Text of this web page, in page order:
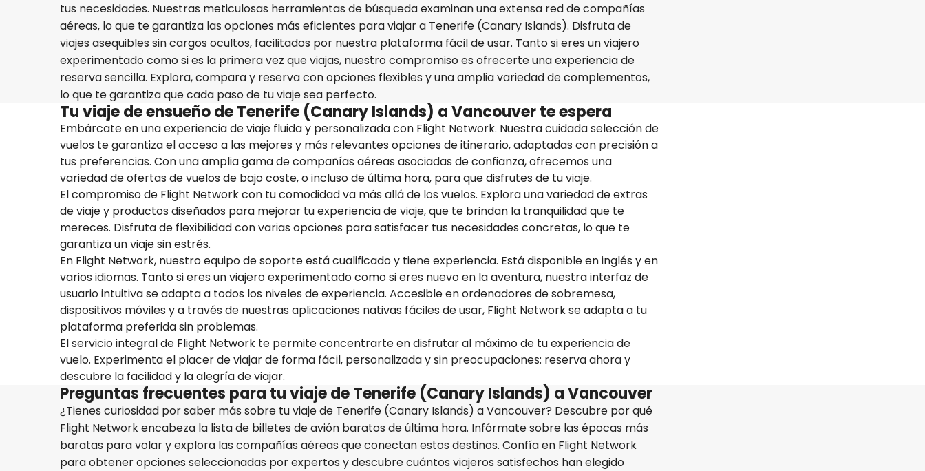
tus necesidades. Nuestras meticulosas herramientas de búsqueda examinan una extensa red de compañías
aéreas, lo que te garantiza las opciones más eficientes para viajar a Tenerife (Canary Islands). Disfruta de
viajes asequibles sin cargos ocultos, facilitados por nuestra plataforma fácil de usar. Tanto si eres un viajero
experimentado como si es la primera vez que viajas, nuestro compromiso es ofrecerte una experiencia de
reserva sencilla. Explora, compara y reserva con opciones flexibles y una amplia variedad de complementos,
lo que te garantiza que cada paso de tu viaje sea perfecto.
Tu viaje de ensueño de Tenerife (Canary Islands) a Vancouver te espera
Embárcate en una experiencia de viaje fluida y personalizada con Flight Network. Nuestra cuidada selección de
vuelos te garantiza el acceso a las mejores y más relevantes opciones de itinerario, adaptadas con precisión a
tus preferencias. Con una amplia gama de compañías aéreas asociadas de confianza, ofrecemos una
variedad de ofertas de vuelos de bajo coste, o incluso de última hora, para que disfrutes de tu viaje.
El compromiso de Flight Network con tu comodidad va más allá de los vuelos. Explora una variedad de extras
de viaje y productos diseñados para mejorar tu experiencia de viaje, que te brindan la tranquilidad que te
mereces. Disfruta de flexibilidad con varias opciones para satisfacer tus necesidades concretas, lo que te
garantiza un viaje sin estrés.
En Flight Network, nuestro equipo de soporte está cualificado y tiene experiencia. Está disponible en inglés y en
varios idiomas. Tanto si eres un viajero experimentado como si eres nuevo en la aventura, nuestra interfaz de
usuario intuitiva se adapta a todos los niveles de experiencia. Accesible en ordenadores de sobremesa,
dispositivos móviles y a través de nuestras aplicaciones nativas fáciles de usar, Flight Network se adapta a tu
plataforma preferida sin problemas.
El servicio integral de Flight Network te permite concentrarte en disfrutar al máximo de tu experiencia de
vuelo. Experimenta el placer de viajar de forma fácil, personalizada y sin preocupaciones: reserva ahora y
descubre la facilidad y la alegría de viajar.
Preguntas frecuentes para tu viaje de Tenerife (Canary Islands) a Vancouver
¿Tienes curiosidad por saber más sobre tu viaje de Tenerife (Canary Islands) a Vancouver? Descubre por qué
Flight Network encabeza la lista de billetes de avión baratos de última hora. Infórmate sobre las épocas más
baratas para volar y explora las compañías aéreas que conectan estos destinos. Confía en Flight Network
para obtener opciones seleccionadas por expertos y descubre cuántos viajeros satisfechos han elegido